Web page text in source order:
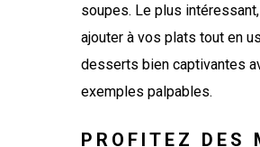
soupes. Le plus intéressant,
ajouter à vos plats tout en
desserts bien captivantes
exemples palpables.
PROFITEZ DES